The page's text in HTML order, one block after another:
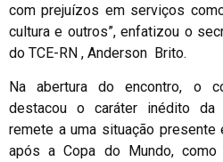
com prejuízos em serviços
cultura e outros”, enfatizou o
do TCE-RN , Anderson Brito.
Na abertura do encontro, o
destacou o caráter inédito da
remete a uma situação
após a Copa do Mundo,